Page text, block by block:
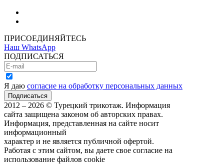
ПРИСОЕДИНЯЙТЕСЬ
Наш WhatsApp
ПОДПИСАТЬСЯ
Я даю согласие на обработку персональных данных
2012 – 2026 © Турецкий трикотаж. Информация
сайта защищена законом об авторских правах.
Информация, представленная на сайте носит
информационный
характер и не является публичной офертой.
Работая с этим сайтом, вы даете свое согласие на
использование файлов cookie